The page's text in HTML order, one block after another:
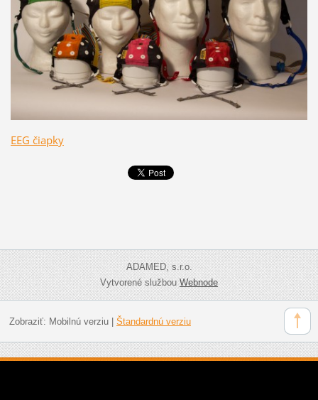
EEG čiapky
ADAMED, s.r.o.
Vytvorené službouWebnode
Zobraziť: Mobilnú verziu| Štandardnú verziu